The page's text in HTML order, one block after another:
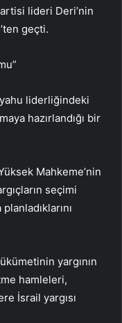
lideri Deri’nin
geçti.
liderliğindeki
hazırlandığı bir
Mahkeme’nin
seçimi
yargının
hamleleri,
İsrail yargısı